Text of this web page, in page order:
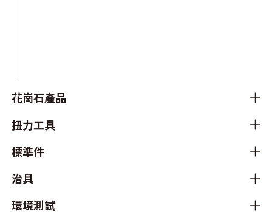
花崗石產品
扭力工具
標準件
治具
環境測試